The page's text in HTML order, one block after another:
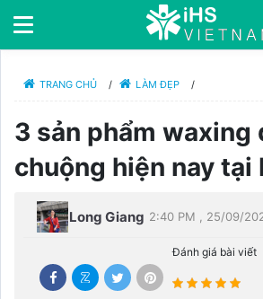
TRANG CHỦ / LÀM ĐẸP /
3 sản phẩm waxing
chuộng hiện nay tại
Long Giang 2:40 PM , 25/09/
Đánh giá bài viết